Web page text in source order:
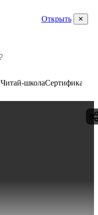
Открыть
Читай-школаСертификаты